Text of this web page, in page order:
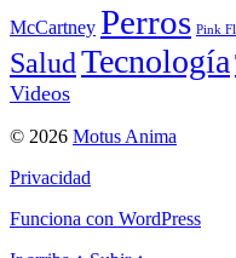
McCartney Perros Pink
SaludTecnología
Videos
© 2026 Motus Anima
Privacidad
Funciona con WordPress